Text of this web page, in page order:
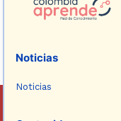
Noticias
Noticias